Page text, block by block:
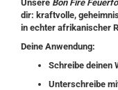
Unsere Bon Fire
dir: kraftvolle,
in echter afrikanischer
Deine Anwendung:
Schreibe deinen
Unterschreibe